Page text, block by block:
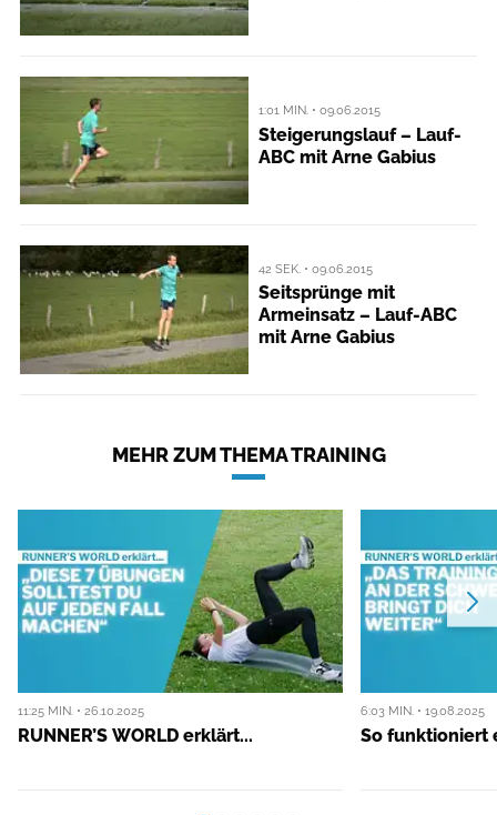
1:01 MIN. • 09.06.2015
Steigerungslauf – Lauf-
ABC mit Arne Gabius
42 SEK. • 09.06.2015
Seitsprünge mit
Armeinsatz – Lauf-ABC
mit Arne Gabius
MEHR ZUM THEMA TRAINING
11:25 MIN. • 26.10.2025
RUNNER’S WORLD erklärt...
6:03 MIN. • 19.08.2025
So funktioniert